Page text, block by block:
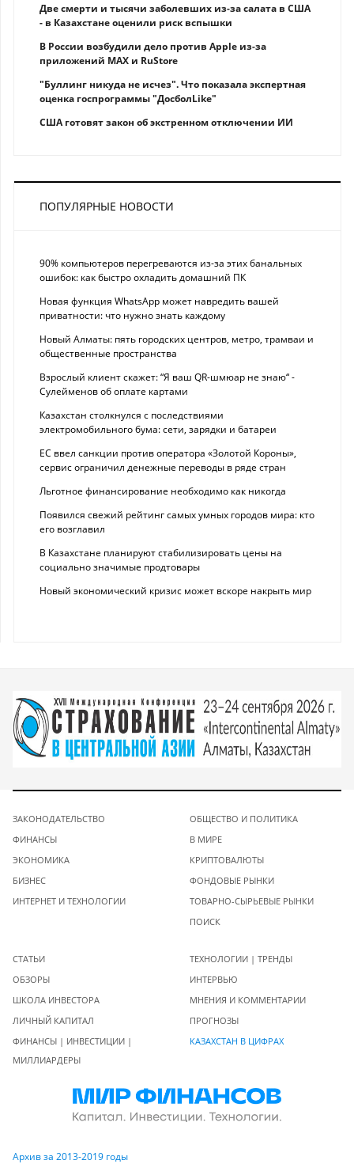
Две смерти и тысячи заболевших из-за салата в США
- в Казахстане оценили риск вспышки
В России возбудили дело против Apple из-за
приложений MAX и RuStore
"Буллинг никуда не исчез". Что показала экспертная
оценка госпрограммы "ДосболLike"
США готовят закон об экстренном отключении ИИ
ПОПУЛЯРНЫЕ НОВОСТИ
90% компьютеров перегреваются из-за этих банальных
ошибок: как быстро охладить домашний ПК
Новая функция WhatsApp может навредить вашей
приватности: что нужно знать каждому
Новый Алматы: пять городских центров, метро, трамваи и
общественные пространства
Взрослый клиент скажет: “Я ваш QR-шмюар не знаю“ -
Сулейменов об оплате картами
Казахстан столкнулся с последствиями
электромобильного бума: сети, зарядки и батареи
ЕС ввел санкции против оператора «Золотой Короны»,
сервис ограничил денежные переводы в ряде стран
Льготное финансирование необходимо как никогда
Появился свежий рейтинг самых умных городов мира: кто
его возглавил
В Казахстане планируют стабилизировать цены на
социально значимые продтовары
Новый экономический кризис может вскоре накрыть мир
ЗАКОНОДАТЕЛЬСТВО
ФИНАНСЫ
ЭКОНОМИКА
БИЗНЕС
ИНТЕРНЕТ И ТЕХНОЛОГИИ
ОБЩЕСТВО И ПОЛИТИКА
В МИРЕ
КРИПТОВАЛЮТЫ
ФОНДОВЫЕ РЫНКИ
ТОВАРНО-СЫРЬЕВЫЕ РЫНКИ
ПОИСК
СТАТЬИ
ОБЗОРЫ
ШКОЛА ИНВЕСТОРА
ЛИЧНЫЙ КАПИТАЛ
ФИНАНСЫ | ИНВЕСТИЦИИ |
МИЛЛИАРДЕРЫ
ТЕХНОЛОГИИ | ТРЕНДЫ
ИНТЕРВЬЮ
МНЕНИЯ И КОММЕНТАРИИ
ПРОГНОЗЫ
КАЗАХСТАН В ЦИФРАХ
Архив за 2013-2019 годы